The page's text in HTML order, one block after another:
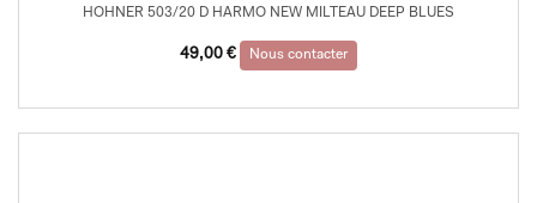
HOHNER 503/20 D HARMO NEW MILTEAU DEEP BLUES
49,00 € Nous contacter